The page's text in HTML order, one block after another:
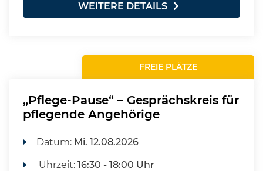
WEITERE DETAILS
FREIE PLÄTZE
„Pflege-Pause“ – Gesprächskreis für
pflegende Angehörige
Datum: Mi. 12.08.2026
Uhrzeit:16:30 - 18:00 Uhr